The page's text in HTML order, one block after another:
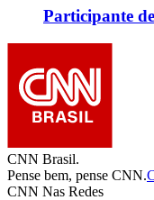
Participante
CNN Brasil.
Pense bem, pense CNN.
CNN Nas Redes